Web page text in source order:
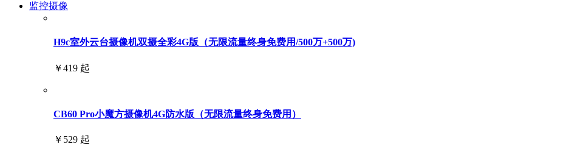
监控摄像
H9c室外云台摄像机双摄全彩4G版（无限流量终身免费用/500万+500万)
￥419 起
CB60 Pro小魔方摄像机4G防水版（无限流量终身免费用）
￥529 起